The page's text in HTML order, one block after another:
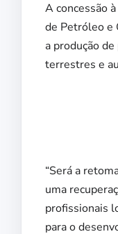
A concessão
de Petróleo e
a produção
terrestres e
“Será a
uma
profissionais
para o